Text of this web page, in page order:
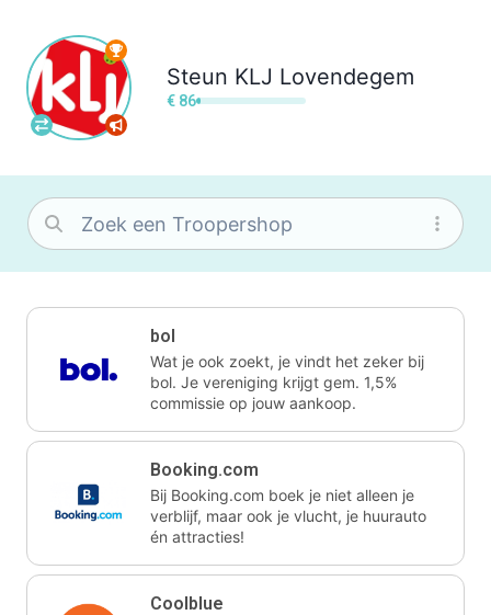
Steun KLJ Lovendegem
€ 86
bol
Wat je ook zoekt, je vindt het zeker bij
bol. Je vereniging krijgt gem. 1,5%
commissie op jouw aankoop.
Booking.com
Bij Booking.com boek je niet alleen je
verblijf, maar ook je vlucht, je huurauto
én attracties!
Coolblue